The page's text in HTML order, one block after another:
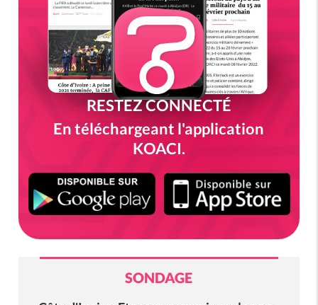
RESTEZ CONNECTÉ
En téléchargeant l'application
KOACI.
SONDAGE